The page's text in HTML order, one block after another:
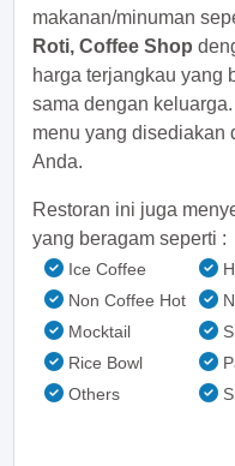
makanan/minuman
Roti, Coffee Shop
harga terjangkau yang
sama dengan
menu yang disediakan
Anda.
Restoran ini juga
yang beragam seperti :
Ice Coffee
Non Coffee Hot
Mocktail
Rice Bowl
Others